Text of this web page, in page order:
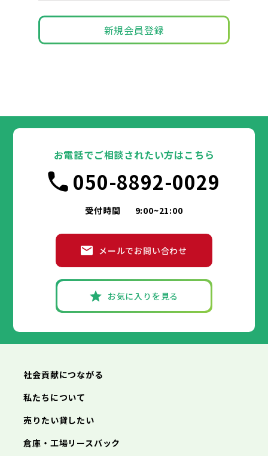
新規会員登録
お電話でご相談されたい方はこちら
050-8892-0029
受付時間 9:00~21:00
メールでお問い合わせ
お気に入りを見る
社会貢献につながる
私たちについて
売りたい貸したい
倉庫・工場リースバック